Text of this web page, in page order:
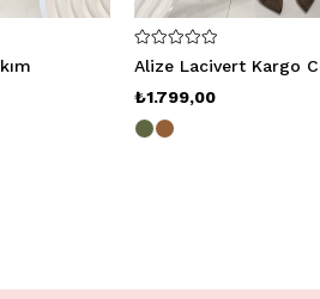
Alize Lacivert Kargo
₺1.799,00